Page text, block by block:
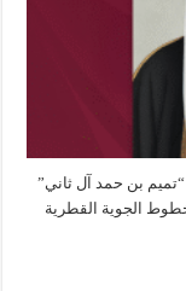
بن حمد آل ثاني”
الجوية القطرية